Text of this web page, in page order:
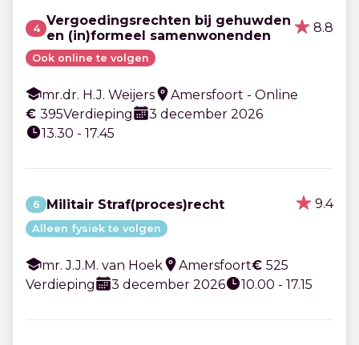
4 Vergoedingsrechten bij gehuwden
en (in)formeel samenwonenden
8.8
Ook online te volgen
mr.dr. H.J. Weijers
Amersfoort - Online
€ 395Verdieping
3 december 2026
13.30 - 17.45
6 Militair Straf(proces)recht 9.4
Alleen fysiek te volgen
mr. J.J.M. van Hoek Amersfoort€ 525
Verdieping
3 december 2026 10.00 - 17.15